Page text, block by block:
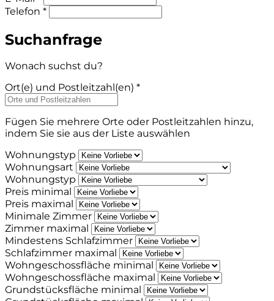
Telefon *
Suchanfrage
Wonach suchst du?
Ort(e) und Postleitzahl(en) *
Fügen Sie mehrere Orte oder Postleitzahlen hinzu,
indem Sie sie aus der Liste auswählen
Wohnungstyp
Wohnungsart
Wohnungstyp
Preis minimal
Preis maximal
Minimale Zimmer
Zimmer maximal
Mindestens Schlafzimmer
Schlafzimmer maximal
Wohngeschossfläche minimal
Wohngeschossfläche maximal
Grundstücksfläche minimal